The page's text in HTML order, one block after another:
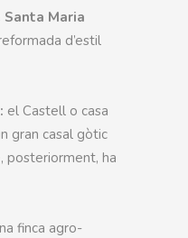
Maria
d’estil
el Castell o casa
gran casal gòtic
posteriorment, ha
finca agro-